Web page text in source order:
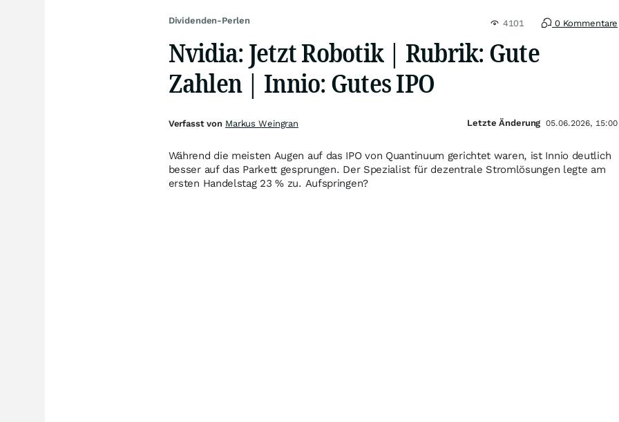
Dividenden-Perlen 4101 0 Kommentare
Nvidia: Jetzt Robotik | Rubrik: Gute
Zahlen | Innio: Gutes IPO
Während die meisten Augen auf das IPO von Quantinuum gerichtet waren, ist Innio deutlich
besser auf das Parkett gesprungen. Der Spezialist für dezentrale Stromlösungen legte am
ersten Handelstag 23 % zu. Aufspringen?
Verfasst von Markus Weingran Letzte Änderung 05.06.2026, 15:00